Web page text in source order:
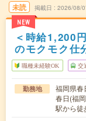
未読
NEW
掲載日 2026/08/
＜時給1,200
のモクモク仕
職種未経験OK 交
勤務地
福岡県春
春日(福
駅から徒